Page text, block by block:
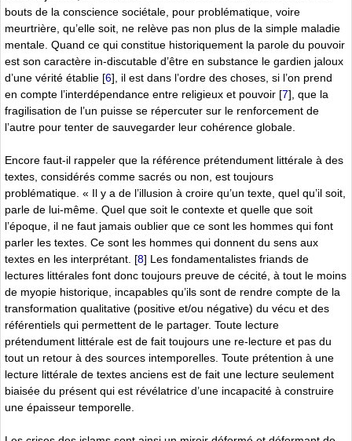
bouts de la conscience sociétale, pour problématique, voire
meurtrière, qu’elle soit, ne relève pas non plus de la simple maladie
mentale. Quand ce qui constitue historiquement la parole du pouvoir
est son caractère in-discutable d’être en substance le gardien jaloux
d’une vérité établie [6] , il est dans l’ordre des choses, si l’on prend
en compte l’interdépendance entre religieux et pouvoir [7] , que la
fragilisation de l’un puisse se répercuter sur le renforcement de
l’autre pour tenter de sauvegarder leur cohérence globale.
Encore faut-il rappeler que la référence prétendument littérale à des
textes, considérés comme sacrés ou non, est toujours
problématique. « Il y a de l’illusion à croire qu’un texte, quel qu’il soit,
parle de lui-même. Quel que soit le contexte et quelle que soit
l’époque, il ne faut jamais oublier que ce sont les hommes qui font
parler les textes. Ce sont les hommes qui donnent du sens aux
textes en les interprétant. [8] Les fondamentalistes friands de
lectures littérales font donc toujours preuve de cécité, à tout le moins
de myopie historique, incapables qu’ils sont de rendre compte de la
transformation qualitative (positive et/ou négative) du vécu et des
référentiels qui permettent de le partager. Toute lecture
prétendument littérale est de fait toujours une re-lecture et pas du
tout un retour à des sources intemporelles. Toute prétention à une
lecture littérale de textes anciens est de fait une lecture seulement
biaisée du présent qui est révélatrice d’une incapacité à construire
une épaisseur temporelle.